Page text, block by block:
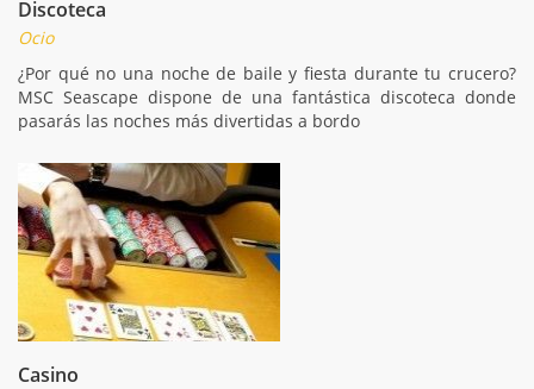
Discoteca
Ocio
¿Por qué no una noche de baile y fiesta durante tu crucero?
MSC Seascape dispone de una fantástica discoteca donde
pasarás las noches más divertidas a bordo
Casino